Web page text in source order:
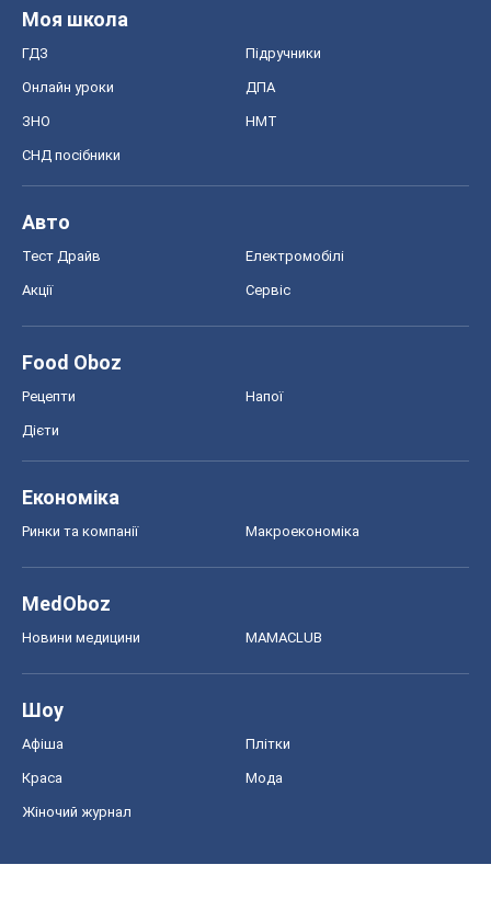
Моя школа
ГДЗ Підручники
Онлайн уроки ДПА
ЗНО НМТ
СНД посібники
Авто
Тест Драйв Електромобілі
Акції Сервіс
Food Oboz
Рецепти Напої
Дієти
Економіка
Ринки та компанії Макроекономіка
MedOboz
Новини медицини MAMACLUB
Шоу
Афіша Плітки
Краса Мода
Жіночий журнал